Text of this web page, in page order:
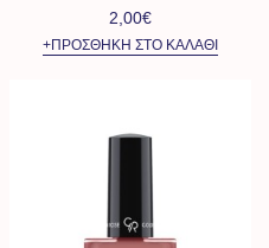
2,00€
+ΠΡΟΣΘΉΚΗ ΣΤΟ ΚΑΛΆΘΙ